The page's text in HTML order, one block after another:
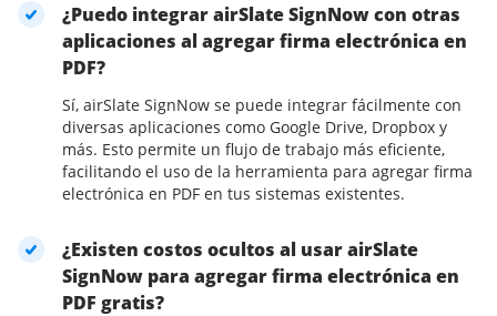
¿Puedo integrar airSlate SignNow con otras
aplicaciones al agregar firma electrónica en
PDF?
Sí, airSlate SignNow se puede integrar fácilmente con
diversas aplicaciones como Google Drive, Dropbox y
más. Esto permite un flujo de trabajo más eficiente,
facilitando el uso de la herramienta para agregar firma
electrónica en PDF en tus sistemas existentes.
¿Existen costos ocultos al usar airSlate
SignNow para agregar firma electrónica en
PDF gratis?